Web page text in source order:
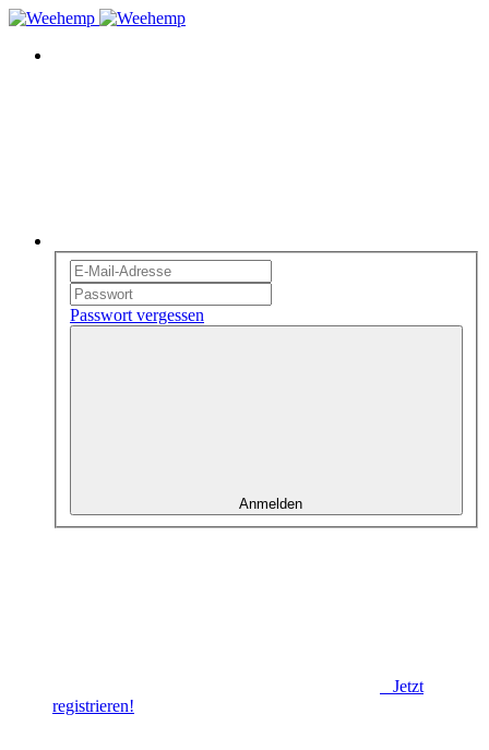
Passwort vergessen
Anmelden
Jetzt
registrieren!